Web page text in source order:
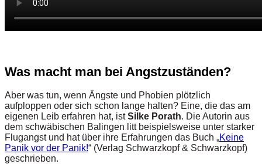
Was macht man bei Angstzuständen?
Aber was tun, wenn Ängste und Phobien plötzlich
aufploppen oder sich schon lange halten? Eine, die das am
eigenen Leib erfahren hat, istSilke Porath. Die Autorin aus
dem schwäbischen Balingen litt beispielsweise unter starker
Flugangst und hat über ihre Erfahrungen das Buch „Keine
Panik vor der Panik!“ (Verlag Schwarzkopf & Schwarzkopf)
geschrieben.